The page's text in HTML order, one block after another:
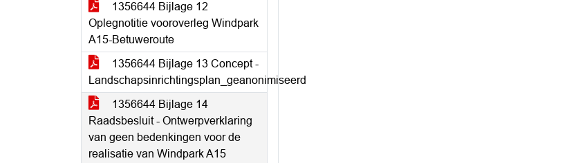
1356644 Bijlage 12
Oplegnotitie vooroverleg Windpark
A15-Betuweroute
1356644 Bijlage 13 Concept -
Landschapsinrichtingsplan_geanonimiseerd
1356644 Bijlage 14
Raadsbesluit - Ontwerpverklaring
van geen bedenkingen voor de
realisatie van Windpark A15